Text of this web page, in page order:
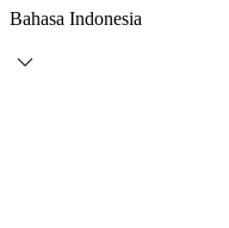
Bahasa Indonesia